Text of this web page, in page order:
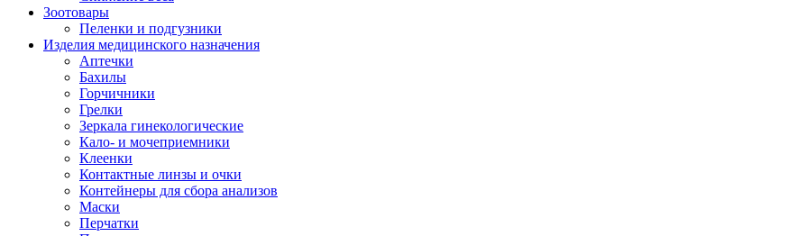
Зоотовары
Пеленки и подгузники
Изделия медицинского назначения
Аптечки
Бахилы
Горчичники
Грелки
Зеркала гинекологические
Кало- и мочеприемники
Клеенки
Контактные линзы и очки
Контейнеры для сбора анализов
Маски
Перчатки